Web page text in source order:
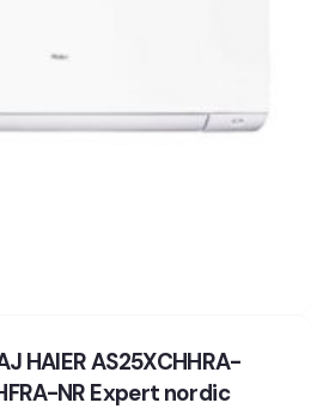
HAIER AS25XCHHRA-
NR Expert nordic